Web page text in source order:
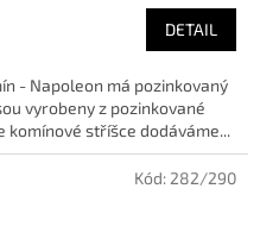
DETAIL
- Napoleon má pozinkovaný
vyrobeny z pozinkované
komínové stříšce dodáváme...
Kód: 282/290